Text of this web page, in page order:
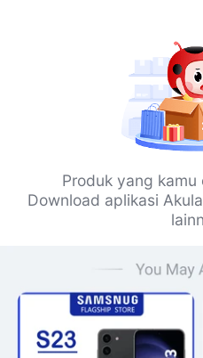
Produk yang
Download aplikasi